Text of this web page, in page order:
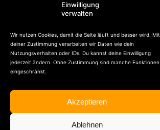
Einwilligung
verwalten
Wir nutzen Cookies, damit die Seite läuft und besser wird. Mit
deiner Zustimmung verarbeiten wir Daten wie dein
Nutzungsverhalten oder IDs. Du kannst deine Einwilligung
jederzeit ändern. Ohne Zustimmung sind manche Funktionen
eingeschränkt.
Akzeptieren
Ablehnen